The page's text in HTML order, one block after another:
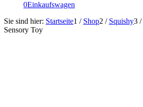
0Einkaufswagen
Sie sind hier: Startseite1 / Shop2 / Squishy3 /
Sensory Toy